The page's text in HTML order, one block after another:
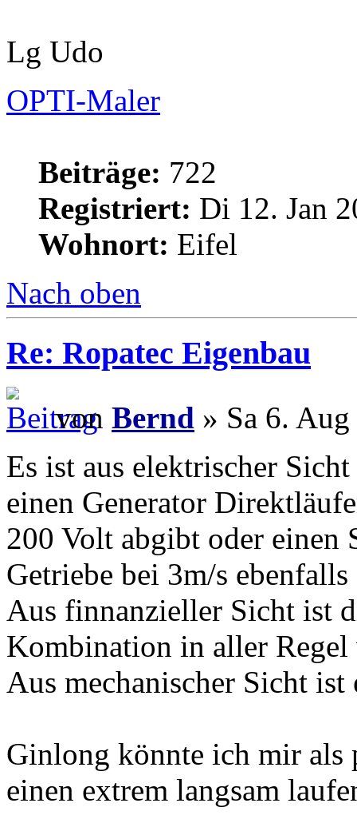
Lg Udo
OPTI-Maler
Beiträge: 722
Registriert: Di 12. Jan
Wohnort: Eifel
Nach oben
Re: Ropatec Eigenbau
von Bernd » Sa 6.
Es ist aus elektrischer
einen Generator
200 Volt abgibt oder einen
Getriebe bei 3m/s
Aus finnanzieller Sicht ist
Kombination in aller Regel
Aus mechanischer Sicht
Ginlong könnte ich mir als
einen extrem langsam